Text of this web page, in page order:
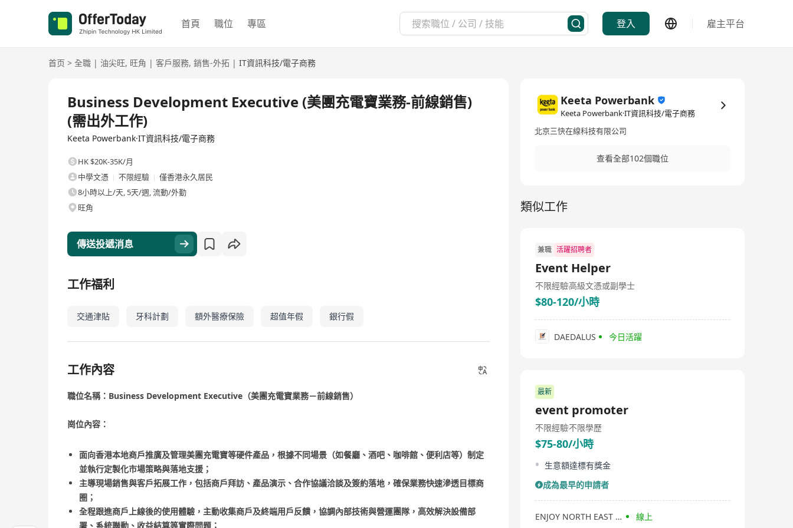
首頁 職位 專區 登入 雇主平台
首页 > 全職 | 油尖旺, 旺角 | 客戶服務, 銷售-外拓 | IT資訊科技/電子商務
Business Development Executive (美團充電寶業務-前線銷售)
(需出外工作)
Keeta Powerbank·IT資訊科技/電子商務
HK $20K-35K/月
中學文憑
不限經驗
僅香港永久居民
8小時以上/天, 5天/週, 流動/外勤
旺角
傳送投遞消息
工作福利
交通津貼 牙科計劃 額外醫療保險 超值年假 銀行假
工作內容
職位名稱：Business Development Executive（美團充電寶業務－前線銷售）
崗位內容：
面向香港本地商戶推廣及管理美團充電寶等硬件產品，根據不同場景（如餐廳、酒吧、咖啡館、便利店等）制定
並執行定製化市場策略與落地支援；
主導現場銷售與客戶拓展工作，包括商戶拜訪、產品演示、合作協議洽談及簽約落地，確保業務快速滲透目標商
圈；
全程跟進商戶上線後的使用體驗，主動收集商戶及終端用戶反饋，協調內部技術與營運團隊，高效解決設備部
署、系統聯動、收益結算等實際問題；
Keeta Powerbank
Keeta Powerbank·IT資訊科技/電子商務
北京三快在線科技有限公司
查看全部102個職位
類似工作
兼職 活躍招聘者
Event Helper
不限經驗高級文憑或副學士
$80-120/小時
DAEDALUS 今日活躍
最新
event promoter
不限經驗不限學歷
$75-80/小時
生意額達標有獎金
成為最早的申請者
ENJOY NORTH EAST FARM PRODUCTS COMPANY LIMITED 線上